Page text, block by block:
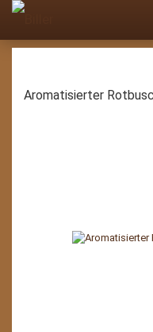
Aromatisierter